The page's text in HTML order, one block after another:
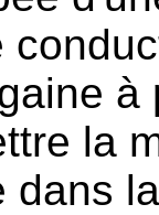
la
dans